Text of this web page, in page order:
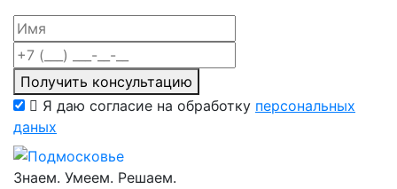
Получить консультацию
Я даю согласие на обработку персональных
даных
Знаем. Умеем. Решаем.